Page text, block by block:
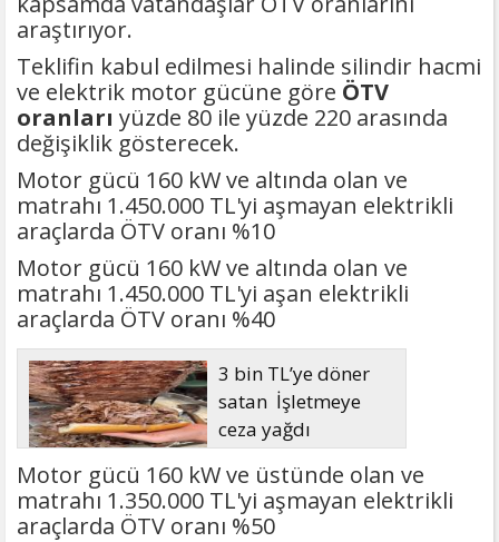
araştırıyor.
Teklifin kabul edilmesi halinde silindir hacmi
ve elektrik motor gücüne göre ÖTV
oranları yüzde 80 ile yüzde 220 arasında
değişiklik gösterecek.
Motor gücü 160 kW ve altında olan ve
matrahı 1.450.000 TL'yi aşmayan elektrikli
araçlarda ÖTV oranı %10
Motor gücü 160 kW ve altında olan ve
matrahı 1.450.000 TL'yi aşan elektrikli
araçlarda ÖTV oranı %40
3 bin TL’ye döner
satan İşletmeye
ceza yağdı
Motor gücü 160 kW ve üstünde olan ve
matrahı 1.350.000 TL'yi aşmayan elektrikli
araçlarda ÖTV oranı %50